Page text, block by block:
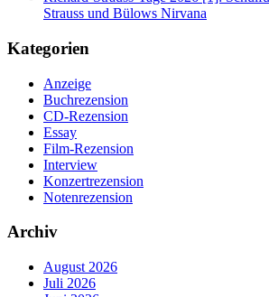
Strauss und Bülows Nirvana
Kategorien
Anzeige
Buchrezension
CD-Rezension
Essay
Film-Rezension
Interview
Konzertrezension
Notenrezension
Archiv
August 2026
Juli 2026